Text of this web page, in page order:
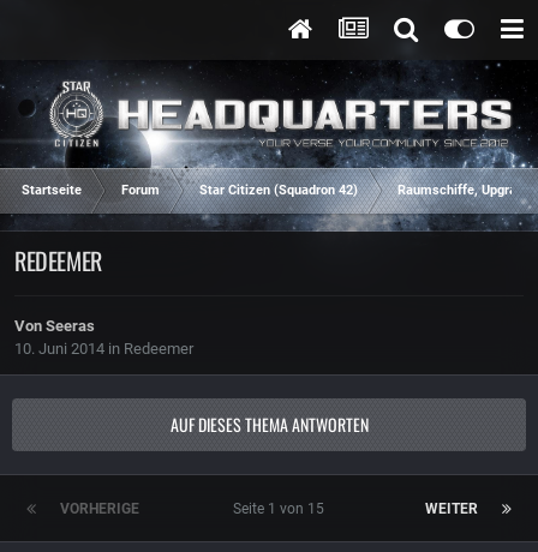
Startseite Forum Star Citizen (Squadron 42) Raumschiffe,
REDEEMER
Von Seeras
10. Juni 2014 in Redeemer
AUF DIESES THEMA ANTWORTEN
VORHERIGE WEITER
Seite 1 von 15